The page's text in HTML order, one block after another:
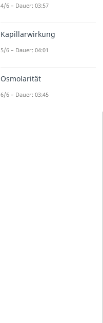
4/6 – Dauer: 03:57
Kapillarwirkung
5/6 – Dauer: 04:01
Osmolarität
6/6 – Dauer: 03:45